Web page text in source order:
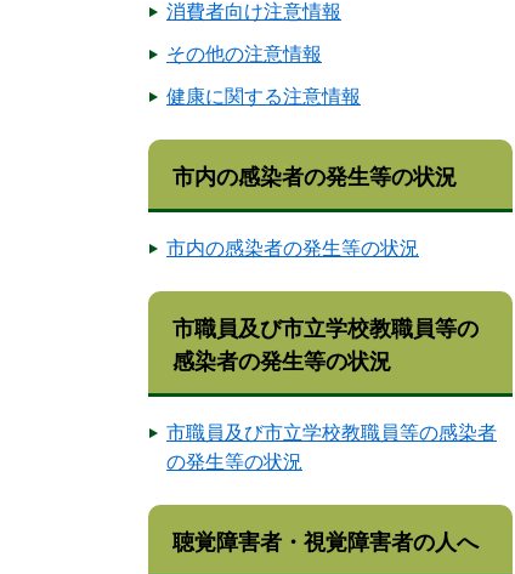
消費者向け注意情報
その他の注意情報
健康に関する注意情報
市内の感染者の発生等の状況
市内の感染者の発生等の状況
市職員及び市立学校教職員等の
感染者の発生等の状況
市職員及び市立学校教職員等の感染者
の発生等の状況
聴覚障害者・視覚障害者の人へ